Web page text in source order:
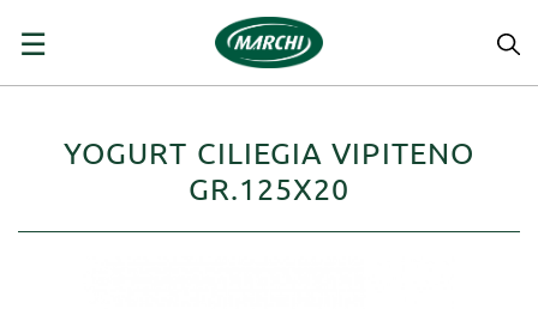
navigazione
☰
YOGURT CILIEGIA VIPITENO
GR.125X20